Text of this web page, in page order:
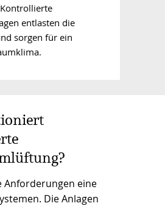
entlasten die
sorgen für ein
Anforderungen eine
Die Anlagen